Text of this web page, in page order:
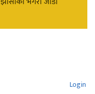
Login